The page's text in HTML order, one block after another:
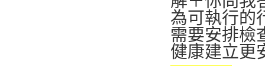
為可執行的
需要安排檢
健康建立更